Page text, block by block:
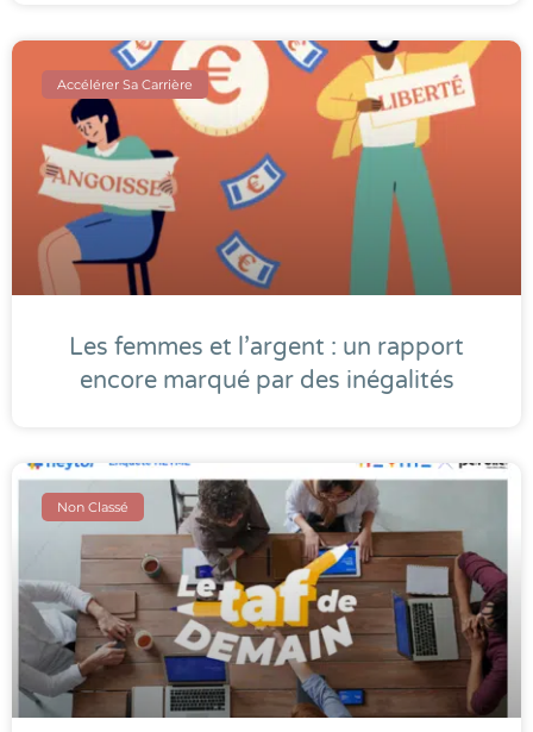
Accélérer Sa Carrière
Les femmes et l’argent : un rapport
encore marqué par des inégalités
Non Classé